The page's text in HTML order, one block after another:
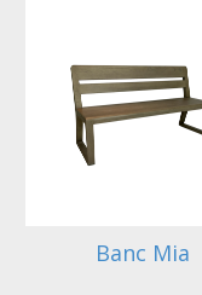
Banc Mia